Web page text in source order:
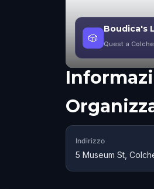
🎲
Boudica's
Quest a
Indirizzo
5 Museum St,